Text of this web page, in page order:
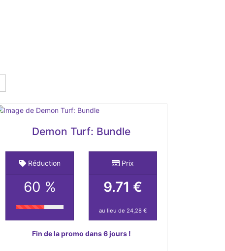
Demon Turf: Bundle
Réduction
60 %
Prix
9.71 €
au lieu de 24,28 €
Fin de la promo dans 6 jours !